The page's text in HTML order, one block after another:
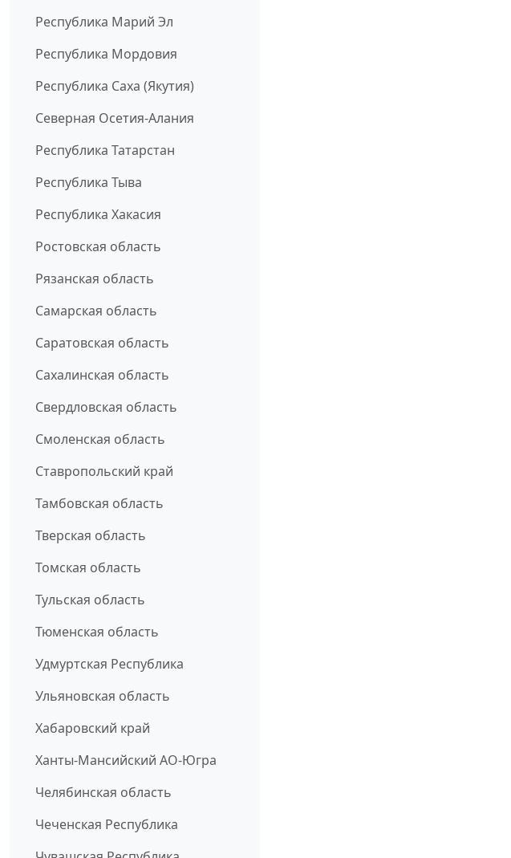
Республика Марий Эл
Республика Мордовия
Республика Саха (Якутия)
Северная Осетия-Алания
Республика Татарстан
Республика Тыва
Республика Хакасия
Ростовская область
Рязанская область
Самарская область
Саратовская область
Сахалинская область
Свердловская область
Смоленская область
Ставропольский край
Тамбовская область
Тверская область
Томская область
Тульская область
Тюменская область
Удмуртская Республика
Ульяновская область
Хабаровский край
Ханты-Мансийский АО-Югра
Челябинская область
Чеченская Республика